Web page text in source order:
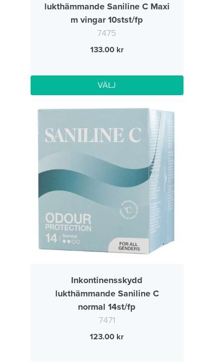
lukthämmande Saniline C Maxi
m vingar 10stst/fp
7475
133.00
VÄLJ
Inkontinensskydd
lukthämmande Saniline C
normal 14st/fp
7471
123.00